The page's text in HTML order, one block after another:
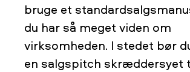
bruge et
du har så meget viden om
virksomheden. I stedet bør
en salgspitch skræddersyet